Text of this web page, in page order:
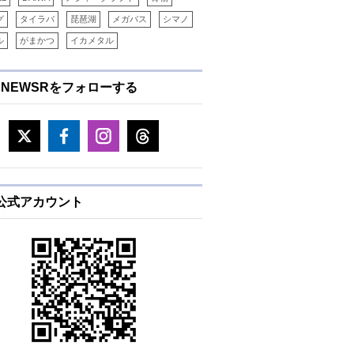
タイラバ 琵琶湖 メガバス シマノ
がまかつ イカメタル
をフォローする
式アカウント